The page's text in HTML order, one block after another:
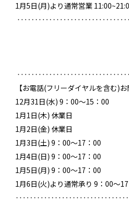
1月5日(月)より通常営業
【お電話(フリーダイヤルを含む)お
12月31日(水) 9：00～15：00
1月1日(木) 休業日
1月2日(金) 休業日
1月3日(土) 9：00～17：00
1月4日(日) 9：00～17：00
1月5日(月) 9：00～17：00
1月6日(火)より通常承り 9：00～